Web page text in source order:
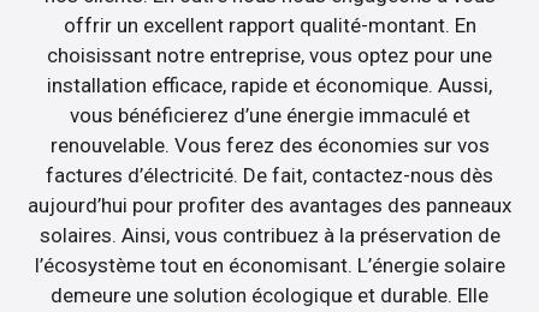
offrir un excellent rapport qualité-montant. En
choisissant notre entreprise, vous optez pour une
installation efficace, rapide et économique. Aussi,
vous bénéficierez d’une énergie immaculé et
renouvelable. Vous ferez des économies sur vos
factures d’électricité. De fait, contactez-nous dès
aujourd’hui pour profiter des avantages des panneaux
solaires. Ainsi, vous contribuez à la préservation de
l’écosystème tout en économisant. L’énergie solaire
demeure une solution écologique et durable. Elle